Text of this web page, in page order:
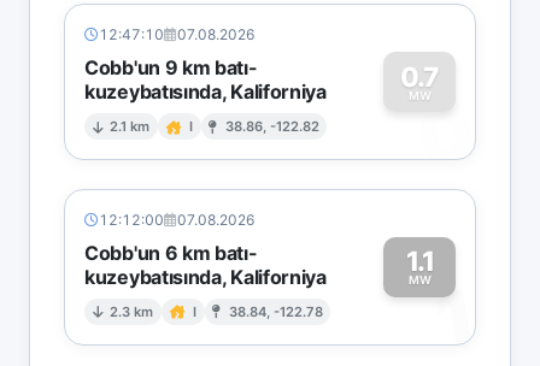
12:47:10 07.08.2026
Cobb'un 9 km batı-
kuzeybatısında, Kaliforniya
2.1 km I 38.86, -122.82
0.7
MW
0
12:12:00 07.08.2026
Cobb'un 6 km batı-
kuzeybatısında, Kaliforniya
2.3 km I 38.84, -122.78
1.1
MW1